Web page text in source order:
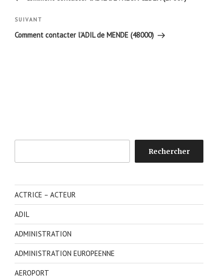
l’article
Article
suivant
SUIVANT
Comment contacter l’ADIL de MENDE (48000)
Rechercher
ACTRICE – ACTEUR
ADIL
ADMINISTRATION
ADMINISTRATION EUROPEENNE
AEROPORT